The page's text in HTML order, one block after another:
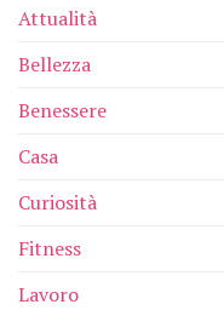
Attualità
Bellezza
Benessere
Casa
Curiosità
Fitness
Lavoro